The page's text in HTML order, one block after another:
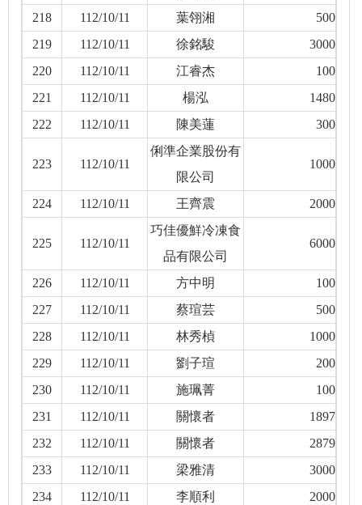
218
112/10/11 葉翎湘
500
219
112/10/11 徐銘駿
3000
220
112/10/11 江睿杰
100
221
112/10/11 楊泓
1480
222
112/10/11 陳美蓮 300
223 112/10/11
俐準企業股份有
限公司
1000
224 112/10/11 王齊震 2000
225 112/10/11
巧佳優鮮冷凍食
品有限公司
6000
226 112/10/11 方中明
100
227
112/10/11 蔡瑄芸
500
228
112/10/11 林秀楨
1000
229
112/10/11 劉子瑄
200
230
112/10/11 施珮菁
100
231
112/10/11 關懷者
1897
232
112/10/11 關懷者
2879
233
112/10/11 梁雅清
3000
234
112/10/11 李順利 2000